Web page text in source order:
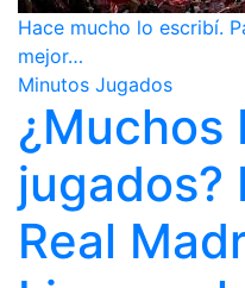
Hace mucho lo escribí.
mejor…
Minutos Jugados
¿Muchos
jugados?
Real